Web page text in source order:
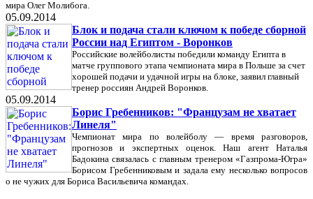
мира Олег Молибога.
05.09.2014
Блок и подача стали ключом к победе сборной
России над Египтом - Воронков
Российские волейболисты победили команду Египта в
матче группового этапа чемпионата мира в Польше за счет
хорошей подачи и удачной игры на блоке, заявил главный
тренер россиян Андрей Воронков.
05.09.2014
Борис Гребенников: "Французам не хватает
Линеля"
Чемпионат мира по волейболу — время разговоров,
прогнозов и экспертных оценок. Наш агент Наталья
Бадокина связалась с главным тренером «Газпрома-Югра»
Борисом Гребенниковым и задала ему несколько вопросов
о не чужих для Бориса Васильевича командах.